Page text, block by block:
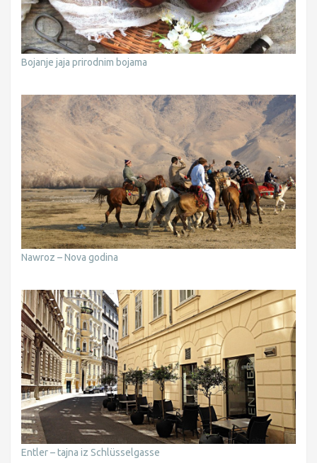
Bojanje jaja prirodnim bojama
Nawroz – Nova godina
Entler – tajna iz Schlüsselgasse